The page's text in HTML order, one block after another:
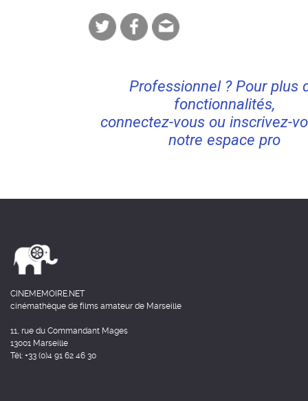
Professionnel ? Pour plus
fonctionnalités,
connectez-vous ou inscrivez-
notre espace pro
CINEMEMOIRE.NET
cinémathèque de films amateur de Marseille
11, rue du Commandant Mages
13001 Marseille
Tél: +33 (0)4 91 62 46 30